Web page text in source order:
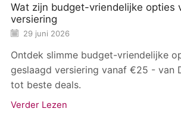
Wat zijn budget-vriendelijke opties
versiering
29 juni 2026
Ontdek slimme budget-vriendelijke
geslaagd versiering vanaf €25 - van
tot beste deals.
Verder Lezen